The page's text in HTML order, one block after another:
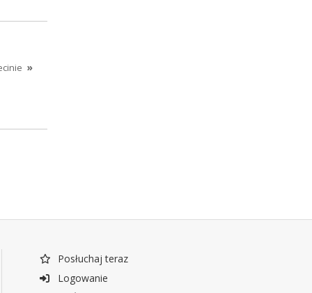
»
Posłuchaj teraz
Logowanie